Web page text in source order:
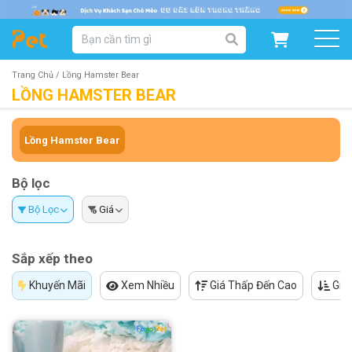
DANH MỤC SẢN PHẨM
SẢN PHẨM DÀNH CHO MÈO
SẨN PHẨM THEO THƯƠNG HIỆU
Trang Chủ / Lồng Hamster Bear
LỒNG HAMSTER BEAR
Lồng Hamster Bear
Bộ lọc
Bộ Lọc Giá
Sắp xếp theo
Khuyến Mãi Xem Nhiều Giá Thấp Đến Cao Giá